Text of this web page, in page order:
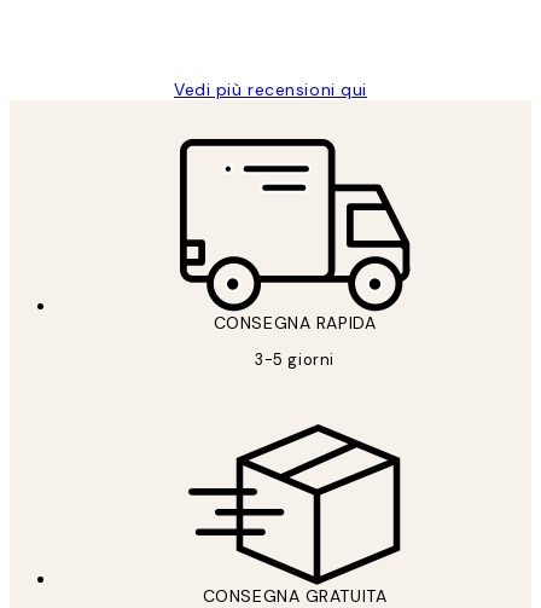
Vedi più recensioni qui
CONSEGNA RAPIDA
3-5 giorni
CONSEGNA GRATUITA